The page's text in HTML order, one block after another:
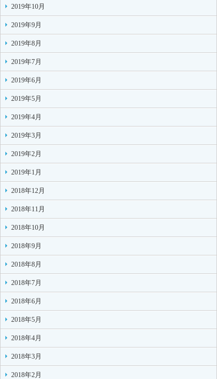
2019年10月
2019年9月
2019年8月
2019年7月
2019年6月
2019年5月
2019年4月
2019年3月
2019年2月
2019年1月
2018年12月
2018年11月
2018年10月
2018年9月
2018年8月
2018年7月
2018年6月
2018年5月
2018年4月
2018年3月
2018年2月